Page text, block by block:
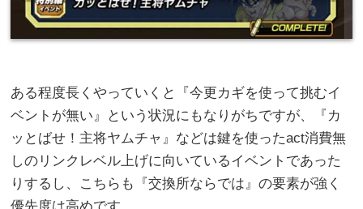
ある程度長くやっていくと『今更カギを使って挑むイ
ベントが無い』という状況にもなりがちですが、『カ
ッとばせ！主将ヤムチャ』などは鍵を使ったact消費無
しのリンクレベル上げに向いているイベントであった
りするし、こちらも『交換所ならでは』の要素が強く
優先度は高めです。